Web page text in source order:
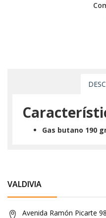
Gas butano 190
VALDIVIA
Avenida Ramón Picarte